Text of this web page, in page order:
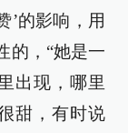
’的影响，用
的，“她是一
出现，哪里
甜，有时说